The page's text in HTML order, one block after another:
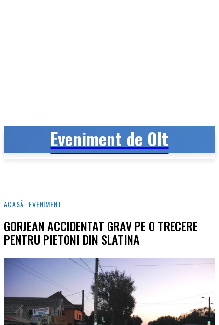
Eveniment de Olt
Eveniment de Olt
ACASĂ EVENIMENT
GORJEAN ACCIDENTAT GRAV PE O TRECERE
PENTRU PIETONI DIN SLATINA